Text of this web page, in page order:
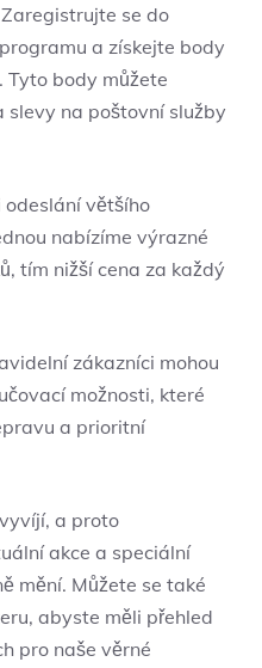
Zaregistrujte se do
a získejte body
Tyto body můžete
slevy na poštovní služby
odeslání většího
nabízíme výrazné
tím nižší cena za každý
zákazníci mohou
možnosti, které
a prioritní
a proto
akce a speciální
mění. Můžete se také
abyste měli přehled
pro naše věrné